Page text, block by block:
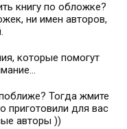
книгу по обложке?
ни имен авторов,
которые помогут
Тогда жмите
приготовили для вас
авторы ))